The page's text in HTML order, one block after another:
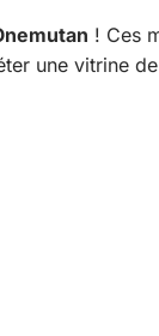
! Ces
une vitrine